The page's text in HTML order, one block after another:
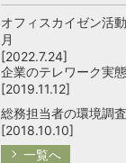
オフィスカイゼン活
月
[2022.7.24]
企業のテレワーク実
[2019.11.12]
総務担当者の環境調
[2018.10.10]
一覧へ